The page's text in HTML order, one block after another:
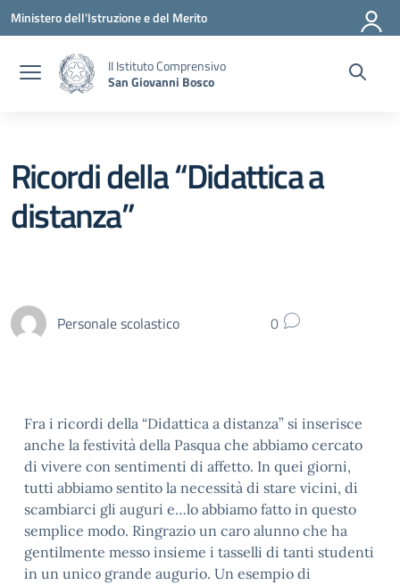
Vai ai contenuti
Vai al menu di navigazione
Vai al footer
Ministero dell'Istruzione e del Merito
II Istituto Comprensivo
San Giovanni Bosco
Ricordi della “Didattica a
distanza”
Personale scolastico 0
Fra i ricordi della “Didattica a distanza” si inserisce
anche la festività della Pasqua che abbiamo cercato
di vivere con sentimenti di affetto. In quei giorni,
tutti abbiamo sentito la necessità di stare vicini, di
scambiarci gli auguri e…lo abbiamo fatto in questo
semplice modo. Ringrazio un caro alunno che ha
gentilmente messo insieme i tasselli di tanti studenti
in un unico grande augurio. Un esempio di